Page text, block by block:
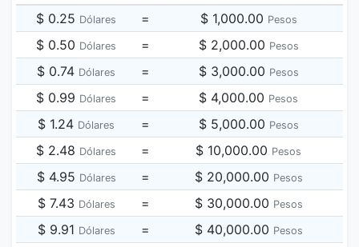
$ 0.25 Dólares = $ 1,000.00 Pesos
$ 0.50 Dólares = $ 2,000.00 Pesos
$ 0.74 Dólares = $ 3,000.00 Pesos
$ 0.99 Dólares = $ 4,000.00 Pesos
$ 1.24 Dólares = $ 5,000.00 Pesos
$ 2.48 Dólares = $ 10,000.00 Pesos
$ 4.95 Dólares = $ 20,000.00 Pesos
$ 7.43 Dólares = $ 30,000.00 Pesos
$ 9.91 Dólares = $ 40,000.00 Pesos